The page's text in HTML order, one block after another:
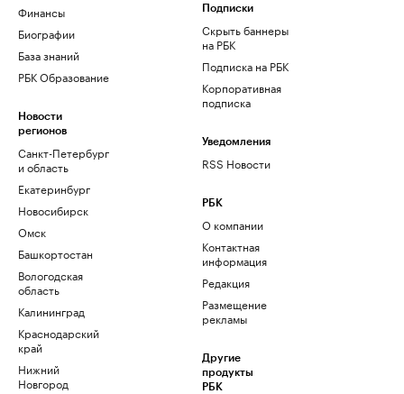
Финансы
Биографии
База знаний
РБК Образование
Новости
регионов
Санкт-Петербург
и область
Екатеринбург
Новосибирск
Омск
Башкортостан
Вологодская
область
Калининград
Краснодарский
край
Нижний
Новгород
Подписки
Скрыть баннеры
на РБК
Подписка на РБК
Корпоративная
подписка
Уведомления
RSS Новости
РБК
О компании
Контактная
информация
Редакция
Размещение
рекламы
Другие
продукты
РБК